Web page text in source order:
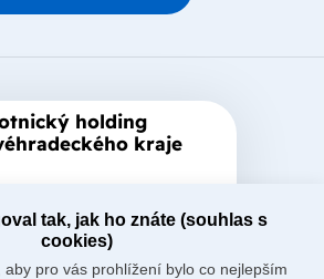
holding
kraje
Královéhradeckým
který je jediným
společnosti.
tak, jak ho znáte (souhlas s
cookies)
pro vás prohlížení bylo co nejlepším